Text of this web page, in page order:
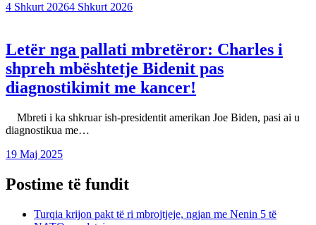
4 Shkurt 20264 Shkurt 2026
Letër nga pallati mbretëror: Charles i
shpreh mbështetje Bidenit pas
diagnostikimit me kancer!
Mbreti i ka shkruar ish-presidentit amerikan Joe Biden, pasi ai u
diagnostikua me…
19 Maj 2025
Postime të fundit
Turqia krijon pakt të ri mbrojtjeje, ngjan me Nenin 5 të